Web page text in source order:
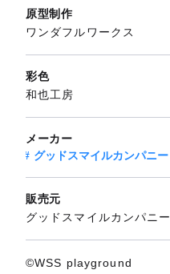
原型制作
ワンダフルワークス
彩色
和也工房
メーカー
グッドスマイルカンパニー
販売元
グッドスマイルカンパニー
©WSS playground